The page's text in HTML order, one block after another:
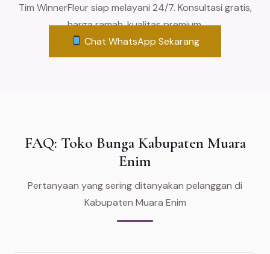
Tim WinnerFleur siap melayani 24/7. Konsultasi gratis,
harga ramah, kualitas premium.
Chat WhatsApp Sekarang
FAQ: Toko Bunga Kabupaten Muara
Enim
Pertanyaan yang sering ditanyakan pelanggan di
Kabupaten Muara Enim